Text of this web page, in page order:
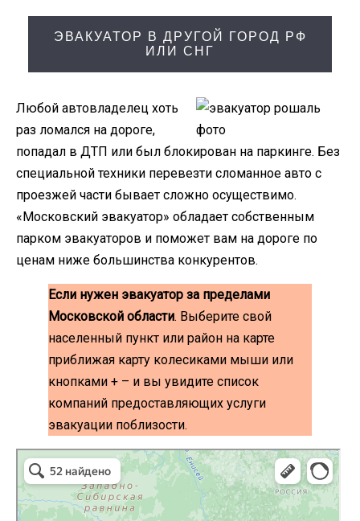
ЭВАКУАТОР В ДРУГОЙ ГОРОД РФ
ИЛИ СНГ
Любой автовладелец хоть
раз ломался на дороге,
попадал в ДТП или был блокирован на паркинге. Без
специальной техники перевезти сломанное авто с
проезжей части бывает сложно осуществимо.
«Московский эвакуатор» обладает собственным
парком эвакуаторов и поможет вам на дороге по
ценам ниже большинства конкурентов.
Если нужен эвакуатор за пределами
Московской области. Выберите свой
населенный пункт или район на карте
приближая карту колесиками мыши или
кнопками + – и вы увидите список
компаний предоставляющих услуги
эвакуации поблизости.
Волоколамск